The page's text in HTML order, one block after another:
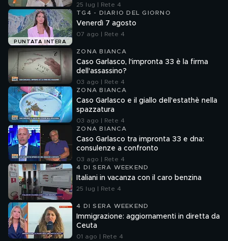
25 lug | Rete 4
PUNTATA INTERA
TG4 - DIARIO DEL GIORNO
Venerdì 7 agosto
07 ago | Rete 4
ZONA BIANCA
Caso Garlasco, l'impronta 33 è la firma
dell'assassino?
03 ago | Rete 4
ZONA BIANCA
Caso Garlasco e il giallo dell'estathè nella
spazzatura
03 ago | Rete 4
ZONA BIANCA
Caso Garlasco tra impronta 33 e dna:
consulenze a confronto
03 ago | Rete 4
4 DI SERA WEEKEND
Italiani in vacanza con il caro benzina
25 lug | Rete 4
4 DI SERA WEEKEND
Immigrazione: aggiornamenti in diretta da
Ceuta
01 ago | Rete 4